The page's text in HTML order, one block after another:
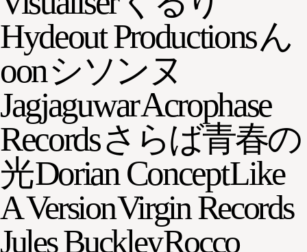
Hydeout Productionsん
oonシソンヌ
JagjaguwarAcrophase
Recordsさらば青春の
光Dorian ConceptLike
A VersionVirgin Records
Jules BuckleyRocco